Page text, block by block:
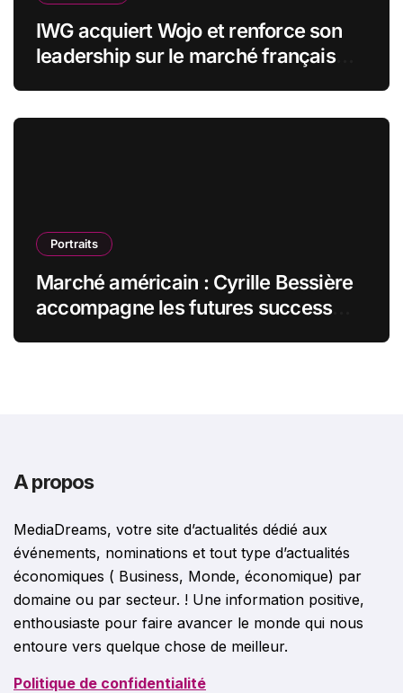
IWG acquiert Wojo et renforce son
leadership sur le marché français
Portraits
Marché américain : Cyrille Bessière
accompagne les futures success
A propos
MediaDreams, votre site d’actualités dédié aux
événements, nominations et tout type d’actualités
économiques ( Business, Monde, économique) par
domaine ou par secteur. ! Une information positive,
enthousiaste pour faire avancer le monde qui nous
entoure vers quelque chose de meilleur.
Politique de confidentialité